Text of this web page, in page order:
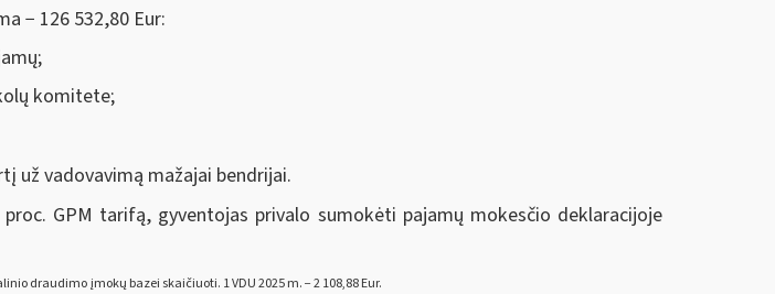
− 126 532,80 Eur:
komitete;
už vadovavimą mažajai bendrijai.
GPM tarifą, gyventojas privalo sumokėti pajamų mokesčio deklaracijoje
draudimo įmokų bazei skaičiuoti. 1 VDU 2025 m. − 2 108,88 Eur.